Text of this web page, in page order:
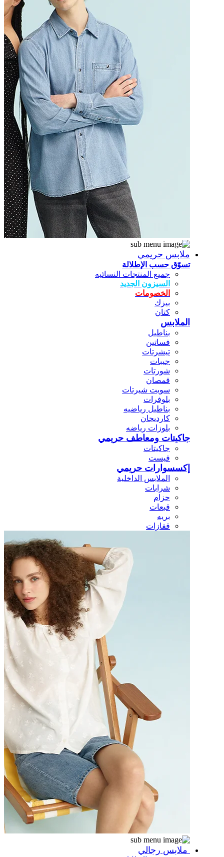
ملابس حريمي
تسوّق حسب الإطلالة
جميع المنتجات النسائيه
السيزون الجديد
الخصومات
بيزك
كتان
الملابس
بناطيل
فساتين
تيشرتات
جيبات
شورتات
قمصان
سويت شيرتات
بلوفرات
بناطيل رياضيه
كارديجان
بلوزات رياضه
جاكيتات ومعاطف حريمي
جاكيتات
فيست
إكسسوارات حريمي
الملابس الداخلية
شرابات
حزام
قبعات
بريه
قفازات
ملابس رجالي